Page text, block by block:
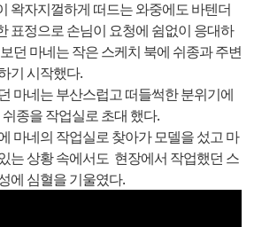
왁자지껄하게 떠드는 와중에도 바텐더
표정으로 손님이 요청에 쉼없이 응대하
던 마네는 작은 스케치 북에 쉬종과 주변
기 시작했다.
마네는 부산스럽고 떠들썩한 분위기에
종을 작업실로 초대 했다.
마네의 작업실로 찾아가 모델을 섰고 마
는 상황 속에서도 현장에서 작업했던 스
에 심혈을 기울였다.